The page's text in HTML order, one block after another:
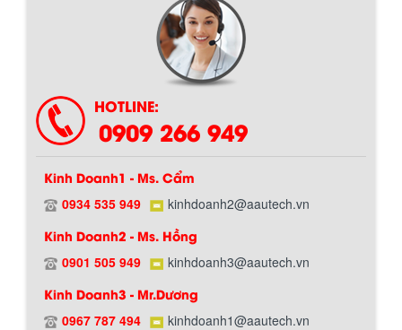
HOTLINE:
0909 266 949
Kinh Doanh1 - Ms. Cẩm
0934 535 949 kinhdoanh2@aautech.vn
Kinh Doanh2 - Ms. Hồng
0901 505 949 kinhdoanh3@aautech.vn
Kinh Doanh3 - Mr.Dương
0967 787 494 kinhdoanh1@aautech.vn
Chính sách giao hàng
Hướng dẫn thanh toán mua hàng
Bồn chứa giải nhiệt sơn, mực in có cấu
tạo gồm 2 lớp inox và được dùng để